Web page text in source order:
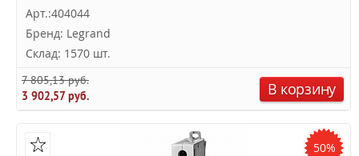
Арт.:404044
Бренд: Legrand
Склад: 1570 шт.
7 805,13 руб.
3 902,57 руб.
В корзину
50%